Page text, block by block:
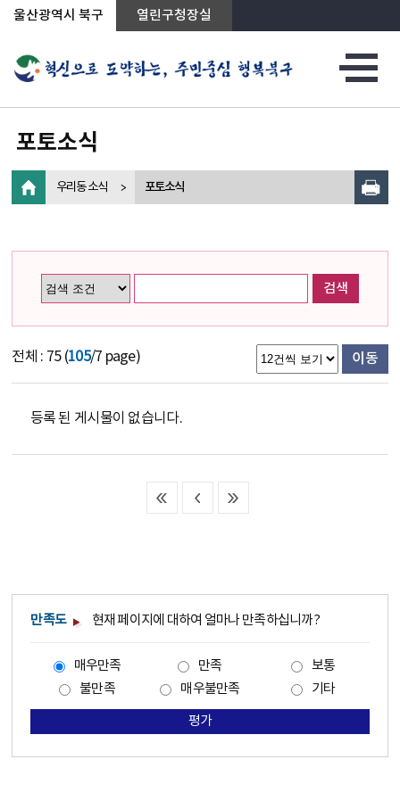
상단메뉴로 바로가기
전체메뉴로 바로가기
왼쪽메뉴로 바로가기
본문으로 바로가기
울산광역시 북구 열린구청장실
포토소식
우리동 소식 포토소식
검색
전체 : 75 (105/7 page) 이동
등록 된 게시물이 없습니다.
만족도 현재 페이지에 대하여 얼마나 만족하십니까?
매우만족 만족
보통
불만족
매우불만족 기타
평가